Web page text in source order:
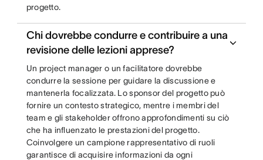
progetto.
Chi dovrebbe condurre e contribuire a una
revisione delle lezioni apprese?
Un project manager o un facilitatore dovrebbe
condurre la sessione per guidare la discussione e
mantenerla focalizzata. Lo sponsor del progetto può
fornire un contesto strategico, mentre i membri del
team e gli stakeholder offrono approfondimenti su ciò
che ha influenzato le prestazioni del progetto.
Coinvolgere un campione rappresentativo di ruoli
garantisce di acquisire informazioni da ogni